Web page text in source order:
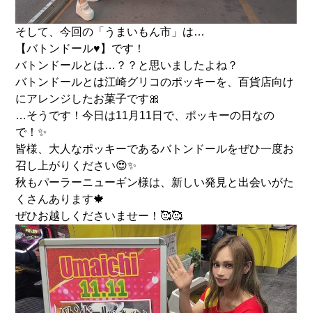
そして、今回の「うまいもん市」は…
【バトンドール♥️】です！
バトンドールとは…？？と思いましたよね？
バトンドールとは江崎グリコのポッキーを、百貨店向け
にアレンジしたお菓子です🎀
…そうです！今日は11月11日で、ポッキーの日なの
で！✨
皆様、大人なポッキーであるバトンドールをぜひ一度お
召し上がりください😍✨
秋もパーラーニューギン様は、新しい発見と出会いがた
くさんあります🍁
ぜひお越しくださいませー！🥰🥰